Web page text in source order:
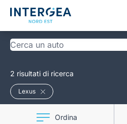
2 risultati di ricerca
Lexus
Ordina